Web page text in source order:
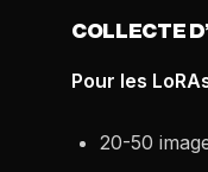
COLLECTE
Pour les
20-50